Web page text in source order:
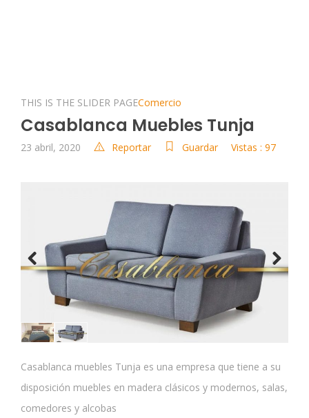
THIS IS THE SLIDER PAGEComercio
Casablanca Muebles Tunja
23 abril, 2020 Reportar Guardar Vistas : 97
Previous Next
Casablanca muebles Tunja es una empresa que tiene a su
disposición muebles en madera clásicos y modernos, salas,
comedores y alcobas